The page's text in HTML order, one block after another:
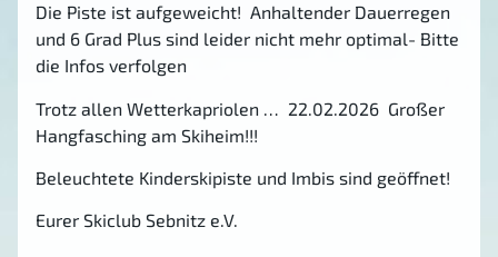
Die Piste ist aufgeweicht! Anhaltender Dauerregen
und 6 Grad Plus sind leider nicht mehr optimal- Bitte
die Infos verfolgen
Trotz allen Wetterkapriolen … 22.02.2026 Großer
Hangfasching am Skiheim!!!
Beleuchtete Kinderskipiste und Imbis sind geöffnet!
Eurer Skiclub Sebnitz e.V.